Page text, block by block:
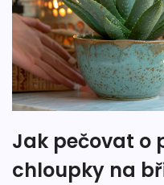
Jak pečovat o
chloupky na